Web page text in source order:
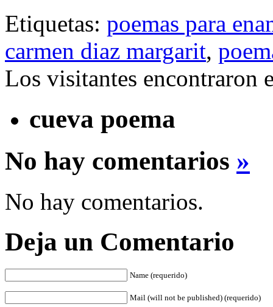
Etiquetas: poemas para
carmen diaz margarit,
Los visitantes encontraron
cueva poema
No hay comentarios »
No hay comentarios.
Deja un Comentario
Name (requerido)
Mail (will not be published) (requerido)